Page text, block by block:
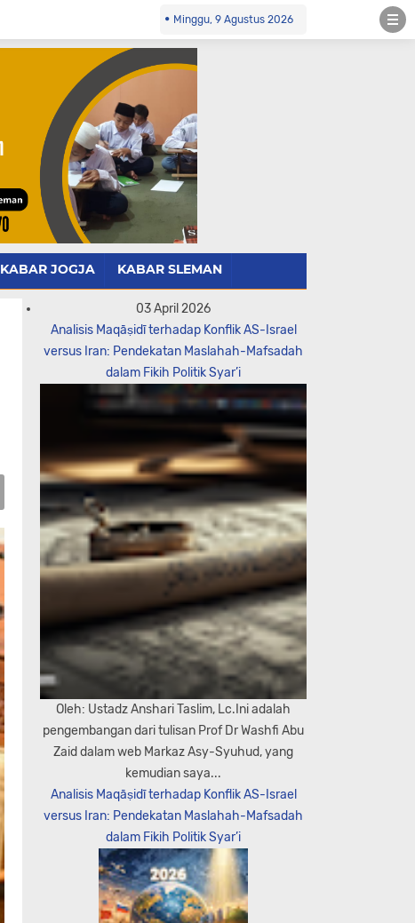
Minggu, 9 Agustus 2026
KABAR JOGJA KABAR SLEMAN
03 April 2026
Analisis Maqāṣidī terhadap Konflik AS-Israel
versus Iran: Pendekatan Maslahah-Mafsadah
dalam Fikih Politik Syar’i
Oleh: Ustadz Anshari Taslim, Lc.Ini adalah
pengembangan dari tulisan Prof Dr Washfi Abu
Zaid dalam web Markaz Asy-Syuhud, yang
kemudian saya...
Analisis Maqāṣidī terhadap Konflik AS-Israel
versus Iran: Pendekatan Maslahah-Mafsadah
dalam Fikih Politik Syar’i